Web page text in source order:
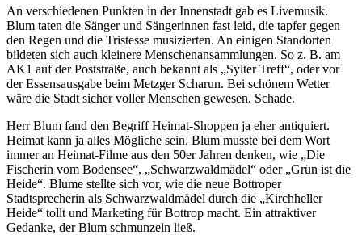
An verschiedenen Punkten in der Innenstadt gab es Livemusik.
Blum taten die Sänger und Sängerinnen fast leid, die tapfer gegen
den Regen und die Tristesse musizierten. An einigen Standorten
bildeten sich auch kleinere Menschenansammlungen. So z. B. am
AK1 auf der Poststraße, auch bekannt als „Sylter Treff“, oder vor
der Essensausgabe beim Metzger Scharun. Bei schönem Wetter
wäre die Stadt sicher voller Menschen gewesen. Schade.
Herr Blum fand den Begriff Heimat-Shoppen ja eher antiquiert.
Heimat kann ja alles Mögliche sein. Blum musste bei dem Wort
immer an Heimat-Filme aus den 50er Jahren denken, wie „Die
Fischerin vom Bodensee“, „Schwarzwaldmädel“ oder „Grün ist die
Heide“. Blume stellte sich vor, wie die neue Bottroper
Stadtsprecherin als Schwarzwaldmädel durch die „Kirchheller
Heide“ tollt und Marketing für Bottrop macht. Ein attraktiver
Gedanke, der Blum schmunzeln ließ.